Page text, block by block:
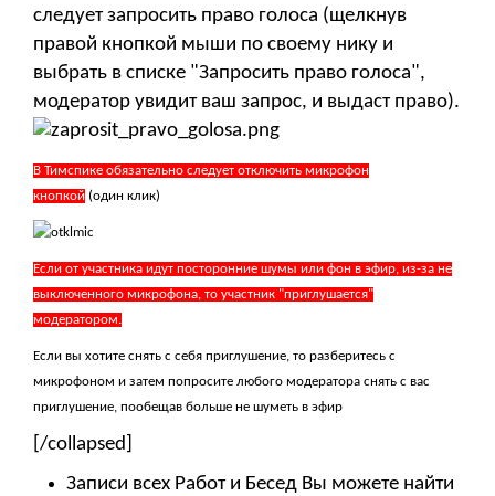
следует запросить право голоса (щелкнув
правой кнопкой мыши по своему нику и
выбрать в списке "Запросить право голоса",
модератор увидит ваш запрос, и выдаст право).
В Тимспике обязательно следует отключить микрофон
кнопкой (один клик)
Если от участника идут посторонние шумы или фон в эфир, из-за не
выключенного микрофона, то участник "приглушается"
модератором.
Если вы хотите снять с себя приглушение, то разберитесь с
микрофоном и затем попросите любого модератора снять с вас
приглушение, пообещав больше не шуметь в эфир
[/collapsed]
Записи всех Работ и Бесед Вы можете найти